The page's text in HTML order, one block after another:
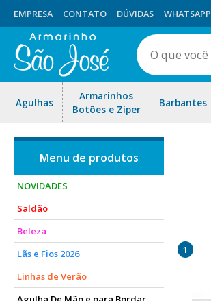
EMPRESA CONTATO DÚVIDAS WHATSAPP
Agulhas
Armarinhos
Botões e Zíper
Barbantes
NOVIDADES
Saldão
Beleza
Lãs e Fios 2026
Linhas de Verão
1